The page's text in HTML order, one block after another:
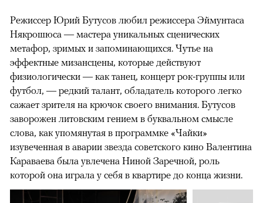
Режиссер Юрий Бутусов любил режиссера Эймунтаса
Някрошюса — мастера уникальных сценических
метафор, зримых и запоминающихся. Чутье на
эффектные мизансцены, которые действуют
физиологически — как танец, концерт рок-группы или
футбол, — редкий талант, обладатель которого легко
сажает зрителя на крючок своего внимания. Бутусов
заворожен литовским гением в буквальном смысле
слова, как упомянутая в программке «Чайки»
изувеченная в аварии звезда советского кино Валентина
Караваева была увлечена Ниной Заречной, роль
которой она играла у себя в квартире до конца жизни.